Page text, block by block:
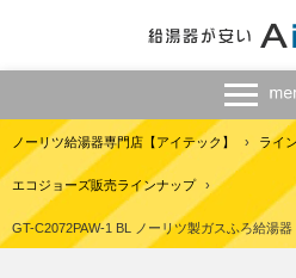
ノーリツ給湯器専門店【アイテック】 › ライ
エコジョーズ販売ラインナップ ›
GT-C2072PAW-1 BL ノーリツ製ガスふろ給湯器